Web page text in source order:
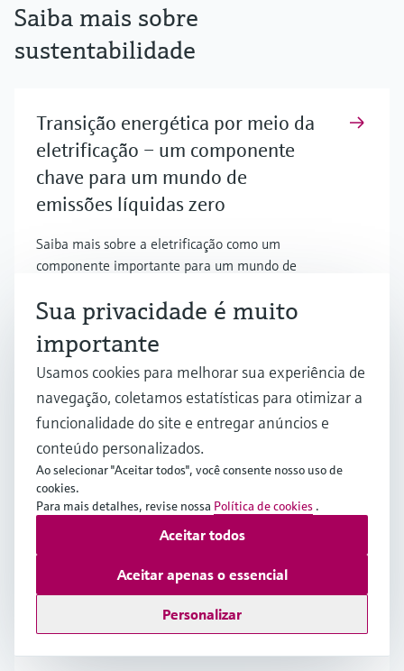
Saiba mais sobre
sustentabilidade
Transição energética por meio da
eletrificação – um componente
chave para um mundo de
emissões líquidas zero
Saiba mais sobre a eletrificação como um
componente importante para um mundo de
energética industrial e um futuro mais
sustentável.
Decarbonization: Your strategy for
net-zero emissions in the process
industries
Learn how process industries can achieve net-
zero emissions, optimize energy usage and
reduce waste with Endress+Hauser.
Uma base para a descarbonização
industrial
Sua privacidade é muito
importante
Usamos cookies para melhorar sua experiência de
navegação, coletamos estatísticas para otimizar a
funcionalidade do site e entregar anúncios e
conteúdo personalizados.
Ao selecionar "Aceitar todos", você consente nosso uso de
cookies.
Para mais detalhes, revise nossa Política de cookies .
Personalizar
Aceitar apenas o essencial
Aceitar todos